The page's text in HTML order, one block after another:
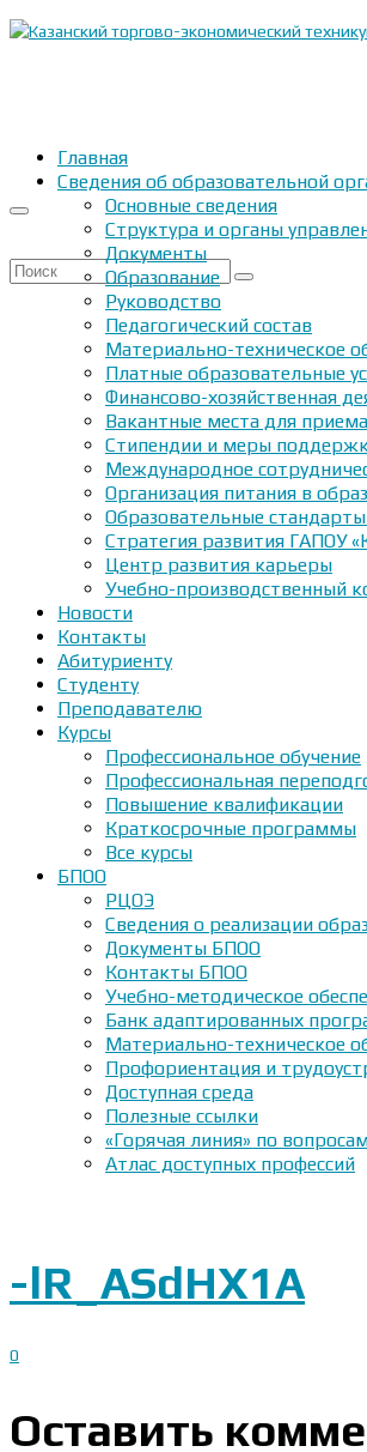
Искать:
Главная
Сведения об образовательной
Основные сведения
Структура и органы
Документы
Образование
Руководство
Педагогический состав
Материально-техническое
Платные образовательные
Финансово-хозяйственная
Вакантные места для
Стипендии и меры
Международное
Организация питания в
Образовательные
Стратегия развития ГАПОУ
Центр развития карьеры
Учебно-производственный
Новости
Контакты
Абитуриенту
Студенту
Преподавателю
Курсы
Профессиональное обучение
Профессиональная
Повышение квалификации
Краткосрочные программы
Все курсы
БПОО
РЦОЭ
Сведения о реализации
Документы БПОО
Контакты БПОО
Учебно-методическое
Банк адаптированных
Материально-техническое
Профориентация и
Доступная среда
Полезные ссылки
«Горячая линия» по
Атлас доступных профессий
-lR_ASdHX1A
0
Оставить